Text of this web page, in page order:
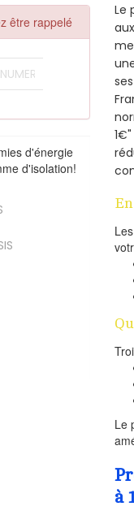
être rappelé
d'énergie
d'isolation!
Le
Le
à